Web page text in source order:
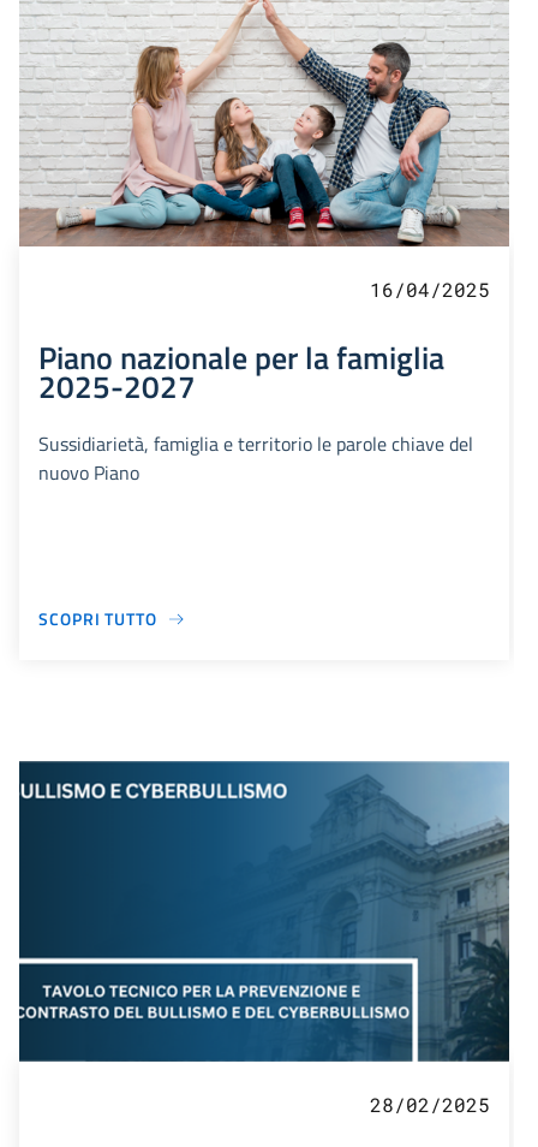
16/04/2025
Piano nazionale per la famiglia
2025-2027
Sussidiarietà, famiglia e territorio le parole chiave del
nuovo Piano
SCOPRI TUTTO
28/02/2025